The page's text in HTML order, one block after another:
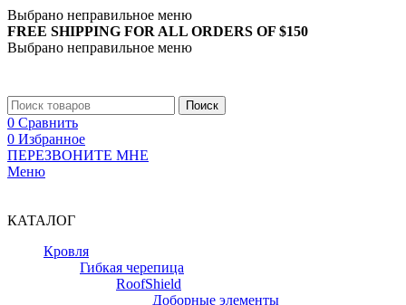
Выбрано неправильное меню
FREE SHIPPING FOR ALL ORDERS OF $150
Выбрано неправильное меню
Поиск
0 Сравнить
0 Избранное
ПЕРЕЗВОНИТЕ МНЕ
Меню
КАТАЛОГ
Кровля
Гибкая черепица
RoofShield
Доборные элементы